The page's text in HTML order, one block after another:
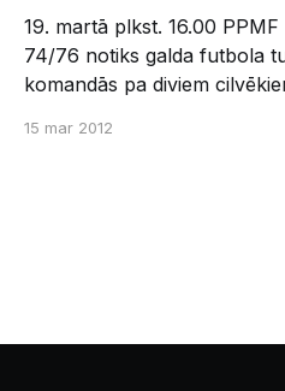
19. martā plkst. 16.00
74/76 notiks galda futbola
komandās pa diviem
15 mar 2012